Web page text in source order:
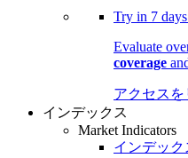
Try in 7 days
Evaluate
coverage
アクセスを
インデックス
Market Indicators
インデック